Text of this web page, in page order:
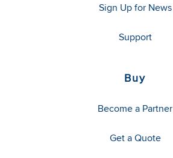
Sign Up for News
Support
Buy
Become a Partner
Get a Quote